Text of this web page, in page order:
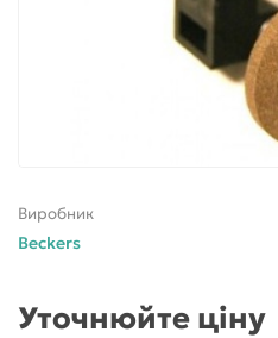
Виробник
Beckers
Уточнюйте ціну